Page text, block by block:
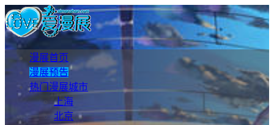
漫展首页
漫展预告
热门漫展城市
上海
北京